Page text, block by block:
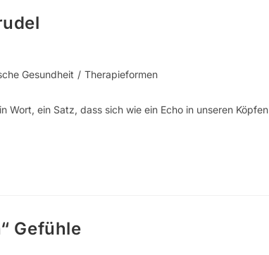
Gesundheit / Therapieformen
Wort, ein Satz, dass sich wie ein Echo in unseren Köpfen
Gefühle